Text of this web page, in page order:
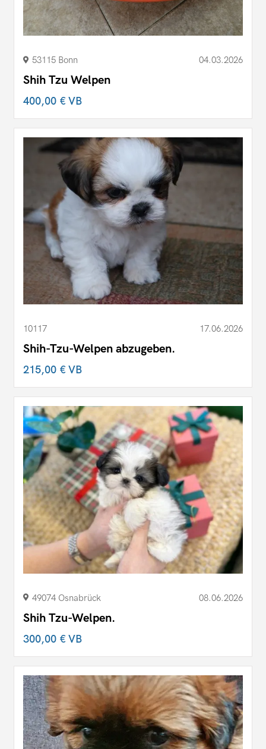
53115 Bonn 04.03.2026
Shih Tzu Welpen
400,00 €VB
10117 17.06.2026
Shih-Tzu-Welpen abzugeben.
215,00 €VB
49074 Osnabrück 08.06.2026
Shih Tzu-Welpen.
300,00 €VB